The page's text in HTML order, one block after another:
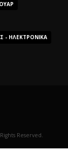
- ΗΛΕΚΤΡΟΝΙΚΆ
Reserved.